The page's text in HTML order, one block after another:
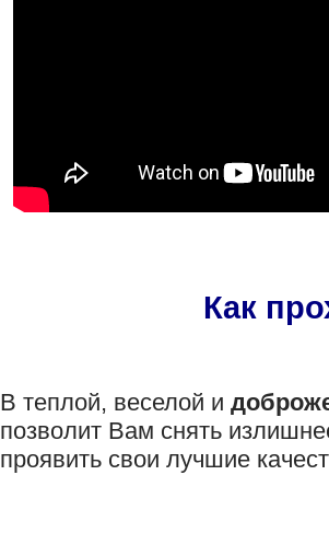
Как
В теплой, веселой и
позволит Вам снять
проявить свои лучшие